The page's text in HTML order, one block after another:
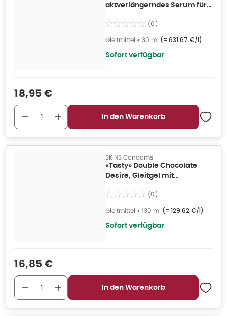
aktverlängerndes Serum für
(0)
Gleitmittel • 30 ml (= 631.67 €/l)
Sofort verfügbar
Verkaufspreis
18,95 €
In den Warenkorb
SKINS Condoms
«Tasty» Double Chocolate
Desire, Gleitgel mit
(0)
Gleitmittel • 130 ml (= 129.62 €/l)
Sofort verfügbar
Verkaufspreis
16,85 €
In den Warenkorb